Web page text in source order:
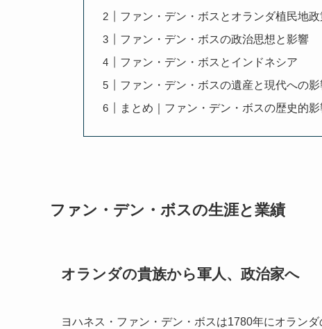
ファン・デン・ボスとオランダ植民地政
ファン・デン・ボスの政治思想と影響
ファン・デン・ボスとインドネシア
ファン・デン・ボスの遺産と現代への影
まとめ｜ファン・デン・ボスの歴史的影
ファン・デン・ボスの生涯と業績
オランダの貴族から軍人、政治家へ
ヨハネス・ファン・デン・ボスは1780年にオランダ